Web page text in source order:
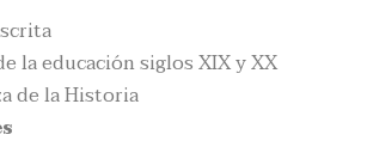
la educación siglos XIX y XX
de la Historia